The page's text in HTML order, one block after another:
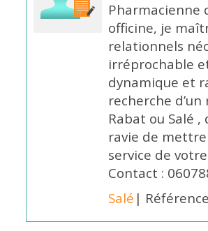
Pharmacienne
officine, je
relationnels
irréprochable
dynamique et
recherche
Rabat ou Salé
ravie de
service de
Contact :
Salé |